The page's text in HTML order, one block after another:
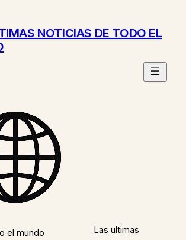
NOTICIAS DE TODO EL
Las ultimas
el mundo